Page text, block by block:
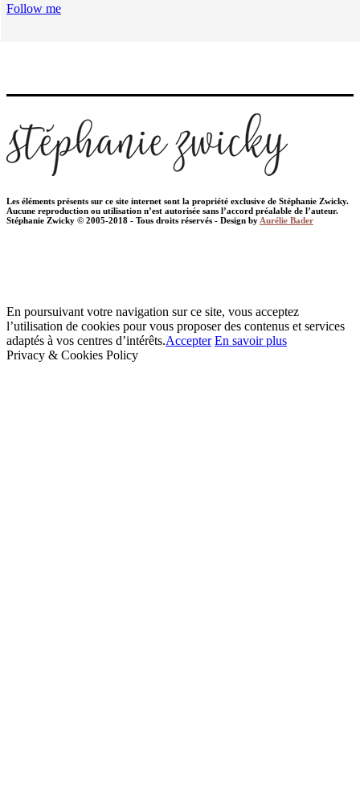
Follow me
Les éléments présents sur ce site internet sont la propriété exclusive de Stéphanie Zwicky.
Aucune reproduction ou utilisation n’est autorisée sans l’accord préalable de l’auteur.
Stéphanie Zwicky © 2005-2018 - Tous droits réservés - Design by Aurélie Bader
En poursuivant votre navigation sur ce site, vous acceptez
l’utilisation de cookies pour vous proposer des contenus et services
adaptés à vos centres d’intérêts.Accepter En savoir plus
Privacy & Cookies Policy